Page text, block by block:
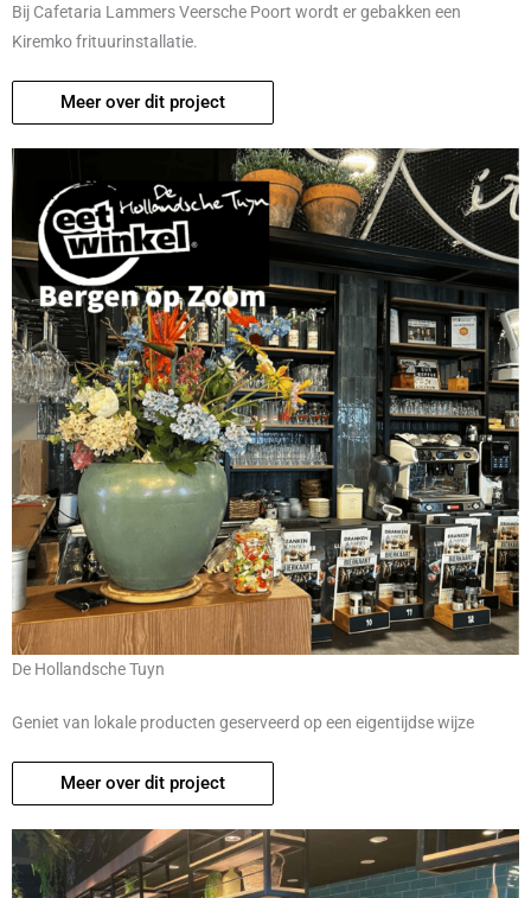
Bij Cafetaria Lammers Veersche Poort wordt er gebakken een
Kiremko frituurinstallatie.
Meer over dit project
De Hollandsche Tuyn
Geniet van lokale producten geserveerd op een eigentijdse wijze
Meer over dit project